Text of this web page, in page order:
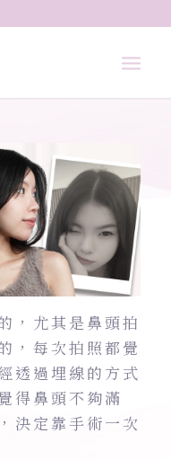
，尤其是鼻頭拍
，每次拍照都覺
透過埋線的方式
得鼻頭不夠滿
決定靠手術一次